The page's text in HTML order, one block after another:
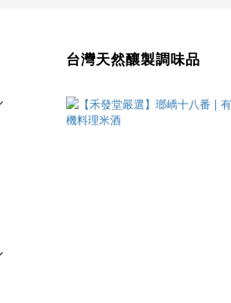
台灣天然釀製調味品